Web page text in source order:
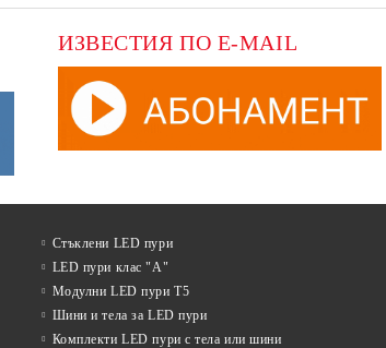
ИЗВЕСТИЯ ПО E-MAIL
Стъклени LED пури
LED пури клас "А"
Модулни LED пури T5
Шини и тела за LED пури
Комплекти LED пури с тела или шини